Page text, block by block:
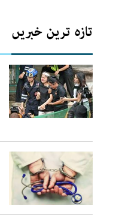
تازہ ترین خبریں